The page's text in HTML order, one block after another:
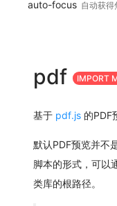
auto-focus 自动获得
pdf IMPORT
基于 pdf.js 的PDF
默认PDF预览并不
脚本的形式，可以
类库的根路径。